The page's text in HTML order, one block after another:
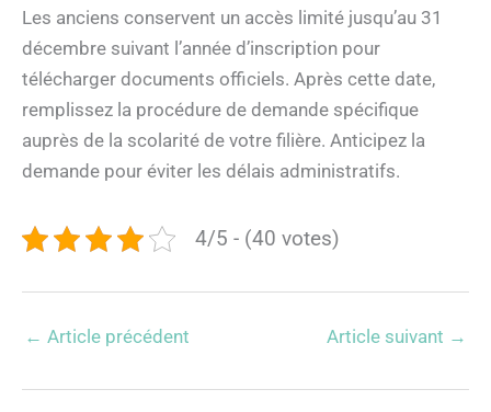
Les anciens conservent un accès limité jusqu’au 31
décembre suivant l’année d’inscription pour
télécharger documents officiels. Après cette date,
remplissez la procédure de demande spécifique
auprès de la scolarité de votre filière. Anticipez la
demande pour éviter les délais administratifs.
4/5 - (40 votes)
← Article précédent Article suivant →